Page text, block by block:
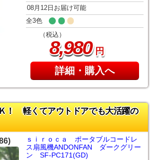
08月12日お届け可能
全3色
（税込）
8,980円
詳細・購入へ
！ 軽くてアウトドアでも大活躍の
ｓｉｒｏｃａ ポータブルコードレ
ス扇風機ANDONFAN ダークグリー
ン SF-PC171(GD)